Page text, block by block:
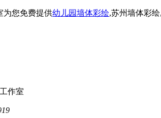
为您免费提供幼儿园墙体彩绘,苏州墙体彩
作室